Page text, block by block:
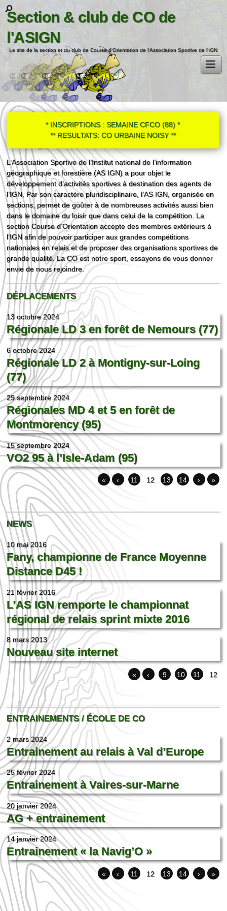
Section & club de CO de
l'ASIGN
Le site de la section et du club de Course d'Orientation de l'Association Sportive de l'IGN
* INSCRIPTIONS : SEMAINE CFCO (88) *
** RESULTATS: CO URBAINE NOISY **
L’Association Sportive de l’Institut national de l’information
géographique et forestière (AS IGN) a pour objet le
développement d’activités sportives à destination des agents de
l’IGN. Par son caractère pluridisciplinaire, l’AS IGN, organisée en
sections, permet de goûter à de nombreuses activités aussi bien
dans le domaine du loisir que dans celui de la compétition. La
section Course d’Orientation accepte des membres extérieurs à
l’IGN afin de pouvoir participer aux grandes compétitions
nationales en relais et de proposer des organisations sportives de
grande qualité. La CO est notre sport, essayons de vous donner
envie de nous rejoindre.
DÉPLACEMENTS
13 octobre 2024
Régionale LD 3 en forêt de Nemours (77)
6 octobre 2024
Régionale LD 2 à Montigny-sur-Loing
(77)
29 septembre 2024
Régionales MD 4 et 5 en forêt de
Montmorency (95)
15 septembre 2024
VO2 95 à l’Isle-Adam (95)
« ‹ 11 12 13 14 › »
NEWS
10 mai 2016
Fany, championne de France Moyenne
Distance D45 !
21 février 2016
L’AS IGN remporte le championnat
régional de relais sprint mixte 2016
8 mars 2013
Nouveau site internet
« ‹ 9 10 11 12
ENTRAINEMENTS / ÉCOLE DE CO
2 mars 2024
Entrainement au relais à Val d’Europe
25 février 2024
Entrainement à Vaires-sur-Marne
20 janvier 2024
AG + entrainement
14 janvier 2024
Entrainement « la Navig’O »
« ‹ 11 12 13 14 › »